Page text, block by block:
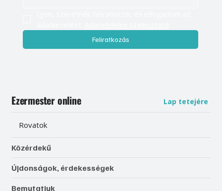
Feliratkozás
Ezermester online Lap tetejére
Rovatok
Közérdekű
Újdonságok, érdekességek
Bemutatjuk